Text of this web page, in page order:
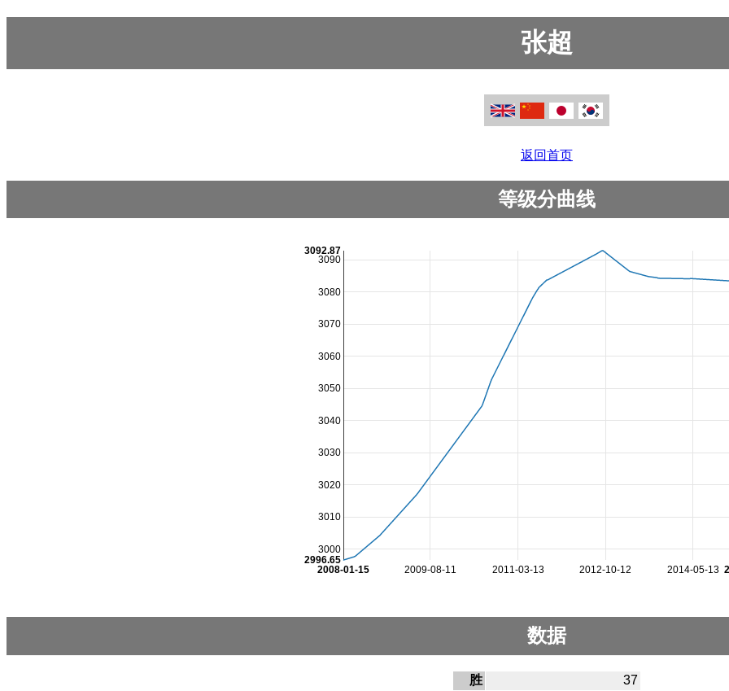
张超
返回首页
等级分曲线
2009-08-11 2011-03-13 2012-10-12 2014-05-13
2008-01-15
3000
3010
3020
3030
3040
3050
3060
3070
3080
3090
2996.65
3092.87
数据
胜
37